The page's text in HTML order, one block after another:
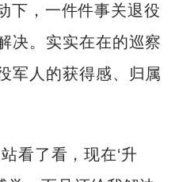
下，一件件事关退役
决。实实在在的巡察
军人的获得感、归属
看了看，现在‘升